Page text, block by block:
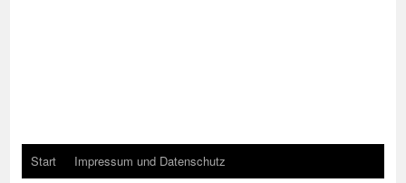
Start Impressum und Datenschutz